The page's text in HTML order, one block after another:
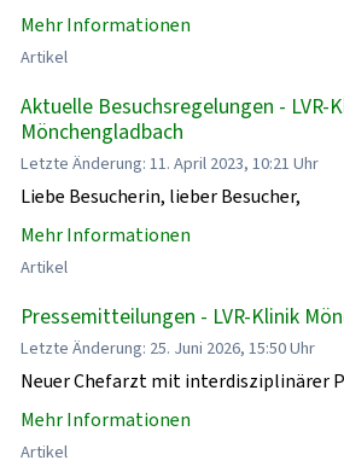
Mehr Informationen
Artikel
Aktuelle Besuchsregelungen - LVR-
Mönchengladbach
Letzte Änderung: 11. April 2023, 10:21 Uhr
Liebe Besucherin, lieber Besucher,
Mehr Informationen
Artikel
Pressemitteilungen - LVR-Klinik
Letzte Änderung: 25. Juni 2026, 15:50 Uhr
Neuer Chefarzt mit interdisziplinärer
Mehr Informationen
Artikel